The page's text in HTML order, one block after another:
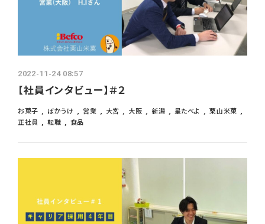
2022-11-24 08:57
【社員インタビュー】＃２
お菓子 ばかうけ 営業 大宮 大阪 新潟 星たべよ
栗山米菓
正社員
転職 食品